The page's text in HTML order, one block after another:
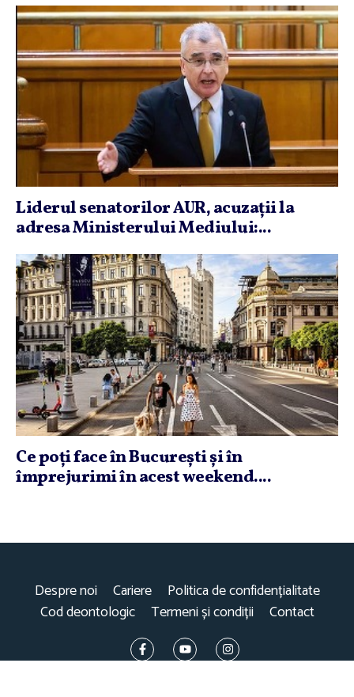
Liderul senatorilor AUR, acuzaţii la
adresa Ministerului Mediului:...
Ce poţi face în Bucureşti şi în
împrejurimi în acest weekend....
Despre noi Cariere
Politica de confidențialitate
Cod deontologic
Termeni și condiții Contact